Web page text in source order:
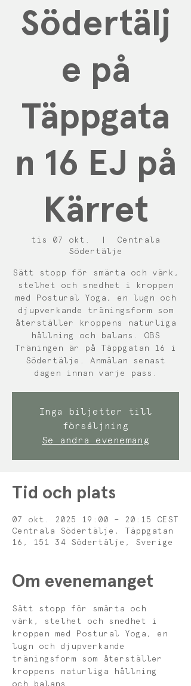
Södertälj
e på
Täppgata
n 16 EJ på
Kärret
tis 07 okt.
Centrala
Södertälje
Sätt stopp för smärta och värk,
stelhet och snedhet i kroppen
med Postural Yoga, en lugn och
djupverkande träningsform som
återställer kroppens naturliga
hållning och balans. OBS
Träningen är på Täppgatan 16 i
Södertälje. Anmälan senast
dagen innan varje pass.
Inga biljetter till
försäljning
Se andra evenemang
Tid och plats
07 okt. 2025 19:00 – 20:15 CEST
Centrala Södertälje, Täppgatan
16, 151 34 Södertälje, Sverige
Om evenemanget
Sätt stopp för smärta och
värk, stelhet och snedhet i
kroppen med Postural Yoga, en
lugn och djupverkande
träningsform som återställer
kroppens naturliga hållning
och balans.